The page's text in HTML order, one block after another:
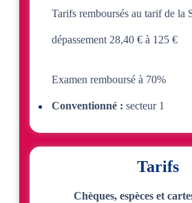
Tarifs remboursés au tarif de la
dépassement 28,40 € à 125 €
Examen remboursé à 70%
Conventionné : secteur 1
Tarifs
Chèques, espèces et